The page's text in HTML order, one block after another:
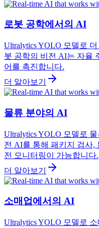
로봇 공학에서의 AI
Ultralytics YOLO 모델로
봇 공학의 비전 AI는 자율
어를 촉진합니다.
더 알아보기
물류 분야의 AI
Ultralytics YOLO 모델로
전 AI를 통해 패키지 검사,
전 모니터링이 가능합니다.
더 알아보기
소매업에서의 AI
Ultralytics YOLO 모델로